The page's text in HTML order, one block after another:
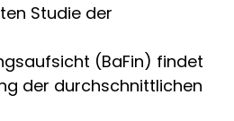
Studie der
(BaFin) findet
der durchschnittlichen